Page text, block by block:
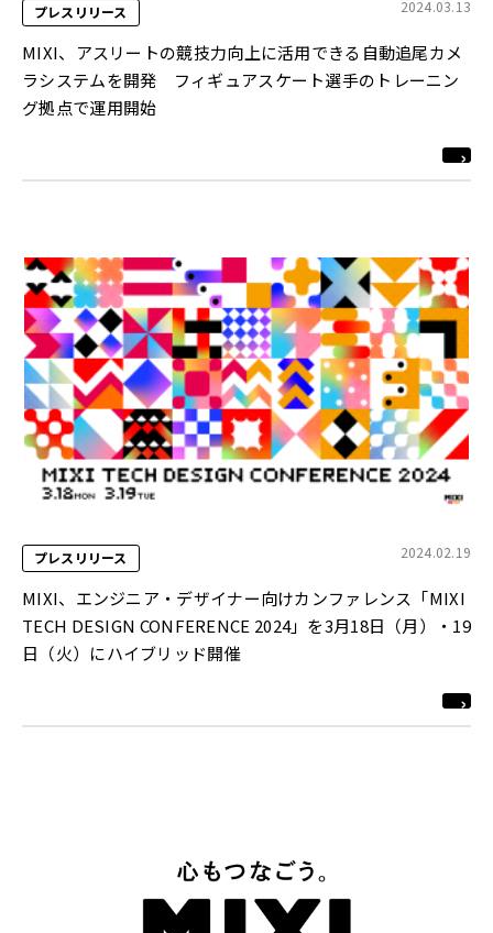
プレスリリース 2024.03.13
MIXI、アスリートの競技力向上に活用できる自動追尾カメ
ラシステムを開発 フィギュアスケート選手のトレーニン
グ拠点で運用開始
プレスリリース 2024.02.19
MIXI、エンジニア・デザイナー向けカンファレンス「MIXI
TECH DESIGN CONFERENCE 2024」を3月18日（月）・19
日（火）にハイブリッド開催